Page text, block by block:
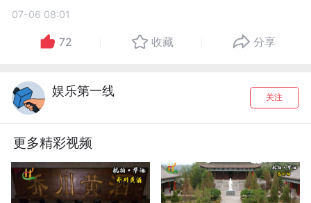
07-06 08:01
72 收藏 分享
娱乐第一线 关注
更多精彩视频